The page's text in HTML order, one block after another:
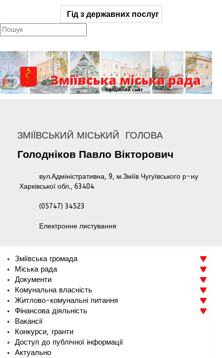
Гід з державних послуг
ЗМІЇВСЬКИЙ МІСЬКИЙ ГОЛОВА
Голодніков Павло Вікторович
вул.Адміністративна, 9, м.Зміїв Чугуївського р-ну
Харківської обл., 63404
(05747) 34523
Електронне листування
Зміївська громада
Міська рада
Документи
Комунальна власність
Житлово-комунальні питання
Фінансова діяльність
Вакансії
Конкурси, гранти
Доступ до публічної інформації
Актуально